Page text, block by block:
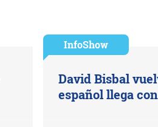
InfoShow
David Bisbal
español llega